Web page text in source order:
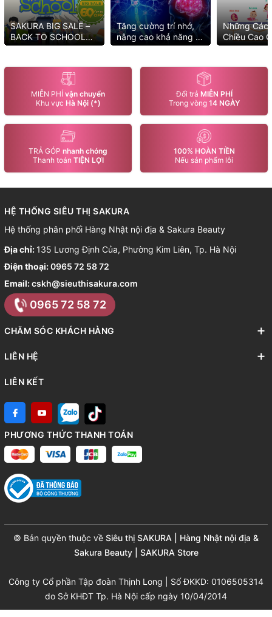
SAKURA BIG SALE –
BACK TO SCHOOL
2025 MUA NGAY KẺO
Tăng cường trí nhớ,
nâng cao khả năng tư
duy với những cách
Những
Chiều Cao
Tốt Nhất
MIỄN PHÍ vận chuyển
Khu vực Hà Nội (*)
Đổi trả MIỄN PHÍ
Trong vòng 14 NGÀY
TRẢ GÓP nhanh chóng
Thanh toán TIỆN LỢI
100% HOÀN TIỀN
Nếu sản phẩm lỗi
HỆ THỐNG SIÊU THỊ SAKURA
Hệ thống phân phối Hàng Nhật nội địa & Sakura Beauty
Địa chỉ: 135 Lương Định Của, Phường Kim Liên, Tp. Hà Nội
Điện thoại:0965 72 58 72
Email:cskh@sieuthisakura.com
0965 72 58 72
CHĂM SÓC KHÁCH HÀNG
LIÊN HỆ
LIÊN KẾT
PHƯƠNG THỨC THANH TOÁN
© Bản quyền thuộc về Siêu thị SAKURA | Hàng Nhật nội địa &
Sakura Beauty | SAKURA Store
Công ty Cổ phần Tập đoàn Thịnh Long | Số ĐKKD: 0106505314
do Sở KHĐT Tp. Hà Nội cấp ngày 10/04/2014